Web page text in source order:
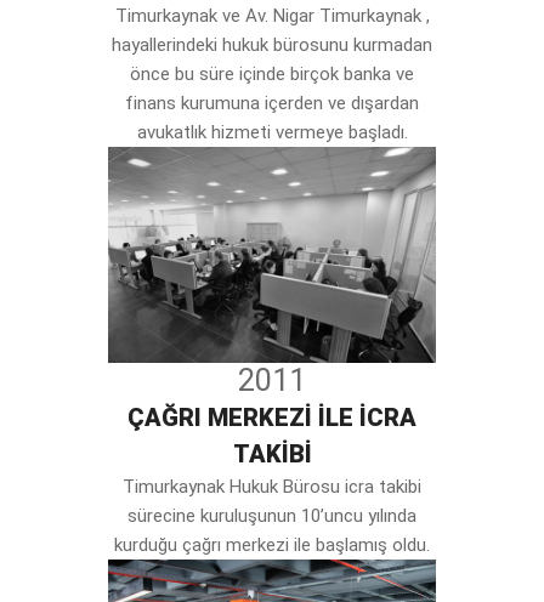
Timurkaynak ve Av. Nigar Timurkaynak ,
hayallerindeki hukuk bürosunu kurmadan
önce bu süre içinde birçok banka ve
finans kurumuna içerden ve dışardan
avukatlık hizmeti vermeye başladı.
2011
ÇAĞRI MERKEZİ İLE İCRA
TAKİBİ
Timurkaynak Hukuk Bürosu icra takibi
sürecine kuruluşunun 10’uncu yılında
kurduğu çağrı merkezi ile başlamış oldu.